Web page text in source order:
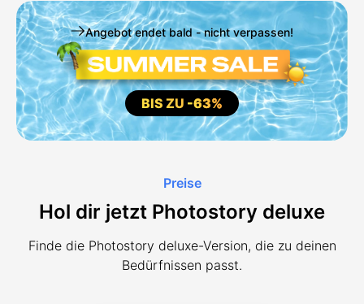
Angebot endet bald - nicht verpassen!
BIS ZU -63%
Preise
Hol dir jetzt Photostory deluxe
Finde die Photostory deluxe-Version, die zu deinen
Bedürfnissen passt.